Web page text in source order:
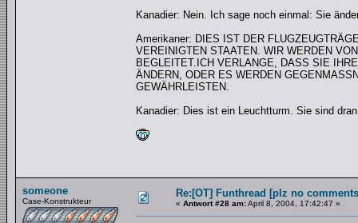
Kanadier: Nein. Ich sage noch einmal: Sie
Amerikaner: DIES IST DER
VEREINIGTEN STAATEN. WIR WERDEN
BEGLEITET.ICH VERLANGE, DASS SIE
ÄNDERN, ODER ES WERDEN
GEWÄHRLEISTEN.
Kanadier: Dies ist ein Leuchtturm. Sie sind
someone
Case-Konstrukteur
Re:[OT] Funthread [plz no
« Antwort #28 am:April 8, 2004, 17:42:47 »